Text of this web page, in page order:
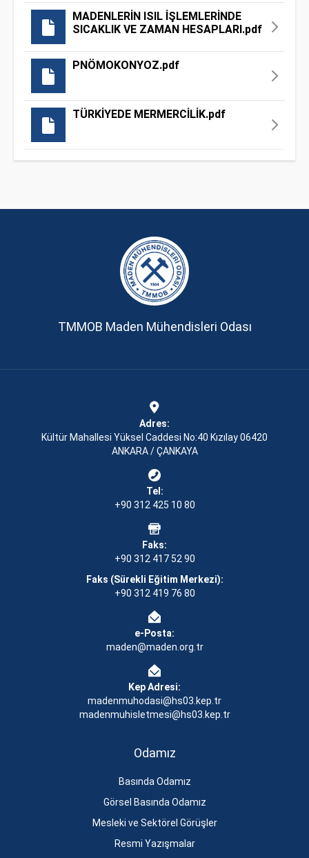
MADENLERİN ISIL İŞLEMLERİNDE
SICAKLIK VE ZAMAN HESAPLARI.pdf
PNÖMOKONYOZ.pdf
TÜRKİYEDE MERMERCİLİK.pdf
TMMOB Maden Mühendisleri Odası
Adres:
Kültür Mahallesi Yüksel Caddesi No:40 Kızılay 06420
ANKARA / ÇANKAYA
Tel:
+90 312 425 10 80
Faks:
+90 312 417 52 90
Faks (Sürekli Eğitim Merkezi):
+90 312 419 76 80
e-Posta:
maden@maden.org.tr
Kep Adresi:
madenmuhodasi@hs03.kep.tr
madenmuhisletmesi@hs03.kep.tr
Odamız
Basında Odamız
Görsel Basında Odamız
Mesleki ve Sektörel Görüşler
Resmi Yazışmalar